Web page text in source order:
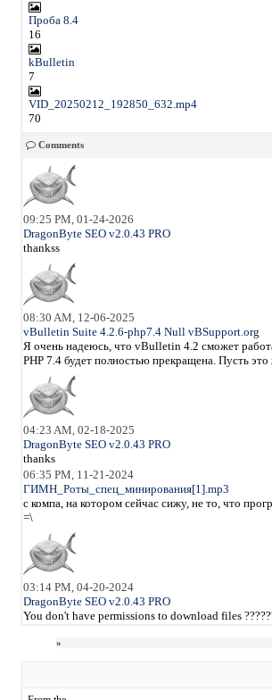
Проба 8.4
16
kBulletin
7
VID_20250212_192850_632.mp4
70
Comments
09:25 PM, 01-24-2026
DragonByte SEO v2.0.43 PRO
thankss
08:30 AM, 12-06-2025
vBulletin Suite 4.2.6-php7.4 Null vBSupport.org
Я очень надеюсь, что vBulletin 4.2 сможет
PHP 7.4 будет полностью прекращена. Пусть
04:23 AM, 02-18-2025
DragonByte SEO v2.0.43 PRO
thanks
06:35 PM, 11-21-2024
ГИМН_Роты_спец_минирования[1].mp3
с компа, на котором сейчас сижу, не то, что
=\
03:14 PM, 04-20-2024
DragonByte SEO v2.0.43 PRO
You don't have permissions to download files
»